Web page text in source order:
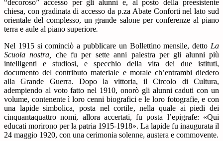
“decoroso” accesso per gli alunni e, al posto della preesistente
chiesa, con gradinata di accesso da p.za Abate Conforti nel lato sud
orientale del complesso, un grande salone per conferenze al piano
terra e aule al piano superiore.
Nel 1915 si cominciò a pubblicare un Bollettino mensile, detto La
Scuola nostra, che fu per sette anni palestra per gli alunni più
intelligenti e studiosi, e specchio della vita dei due istituti,
documento del contributo materiale e morale ch’entrambi diedero
alla Grande Guerra. Dopo la vittoria, il Circolo di Cultura,
adempiendo al voto fatto nel 1910, onorò gli alunni caduti con un
volume, contenente ì loro cenni biografici e le loro fotografie, e con
una lapide simbolica, posta nel cortile, nella quale ai piedi dei
cinquantaquattro nomi, allora accertati, fu posta l’epigrafe: «Qui
educati morirono per la patria 1915-1918». La lapide fu inaugurata il
24 maggio 1920, con una cerimonia solenne, austera e commovente.